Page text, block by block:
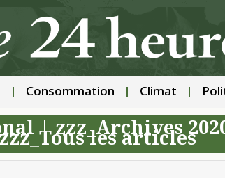
Consommation Climat
|zzz_Archives
les articles